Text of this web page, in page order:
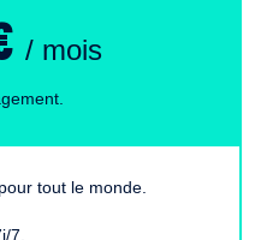
/ mois
tout le monde.
7.